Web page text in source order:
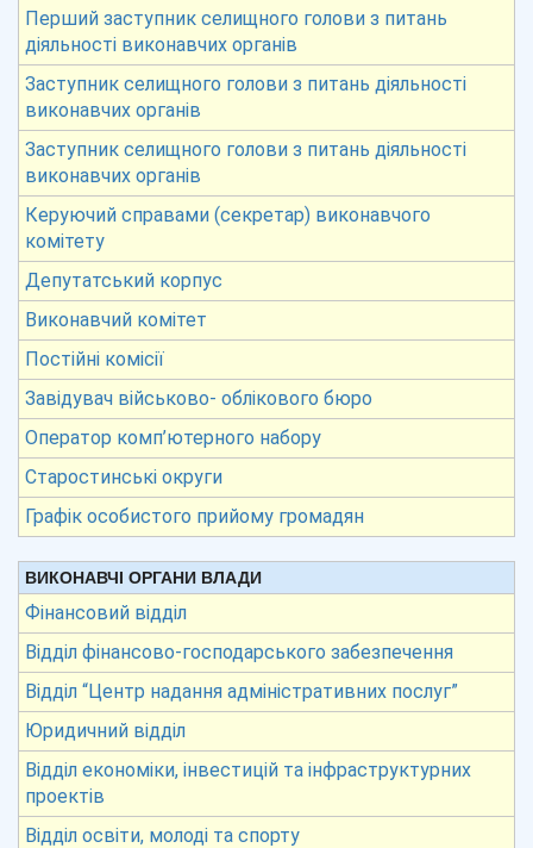
Перший заступник селищного голови з питань
діяльності виконавчих органів
Заступник селищного голови з питань діяльності
виконавчих органів
Заступник селищного голови з питань діяльності
виконавчих органів
Керуючий справами (секретар) виконавчого
комітету
Депутатський корпус
Виконавчий комітет
Постійні комісії
Завідувач військово- облікового бюро
Оператор комп’ютерного набору
Старостинські округи
Графік особистого прийому громадян
ВИКОНАВЧІ ОРГАНИ ВЛАДИ
Фінансовий відділ
Відділ фінансово-господарського забезпечення
Відділ “Центр надання адміністративних послуг”
Юридичний відділ
Відділ економіки, інвестицій та інфраструктурних
проектів
Відділ освіти, молоді та спорту